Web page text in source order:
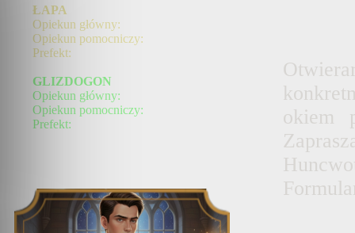
ŁAPA
Opiekun główny:
Opiekun pomocniczy:
Prefekt:
GLIZDOGON
Opiekun główny:
Opiekun pomocniczy:
Prefekt:
okiem